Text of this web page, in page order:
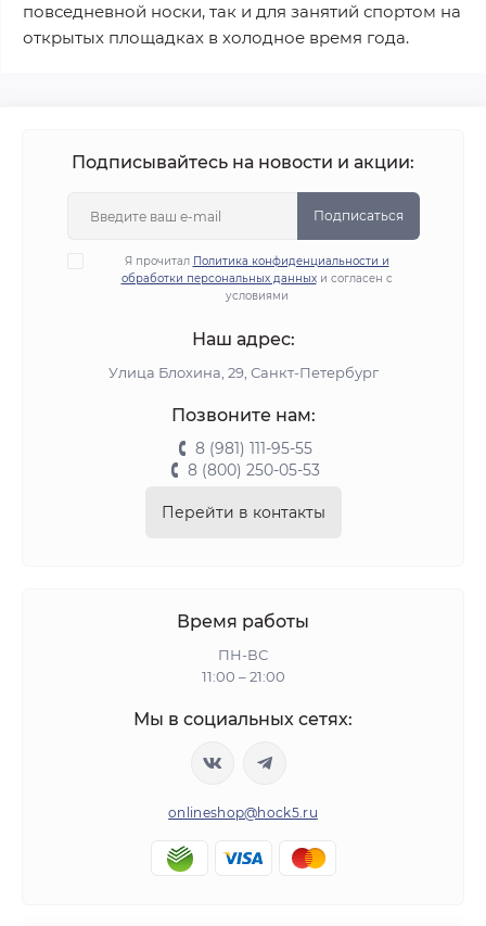
повседневной носки, так и для занятий спортом на
открытых площадках в холодное время года.
Подписывайтесь на новости и акции:
Подписаться
Я прочитал Политика конфиденциальности и
обработки персональных данныхи согласен с
условиями
Наш адрес:
Улица Блохина, 29, Санкт-Петербург
Позвоните нам:
8 (981) 111-95-55
8 (800) 250-05-53
Перейти в контакты
Время работы
ПН-ВС
11:00 – 21:00
Мы в социальных сетях:
onlineshop@hock5.ru